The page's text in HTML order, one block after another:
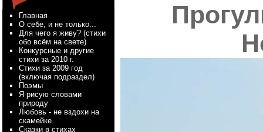
Главная
О себе, и не только...
Для чего я живу? (стихи
обо всём на свете)
Конкурсные и другие
стихи за 2010 г.
Стихи за 2009 год
(включая подраздел)
Поэмы
Я рисую словами
природу
Любовь - не вздохи на
скамейке
Сказки в стихах